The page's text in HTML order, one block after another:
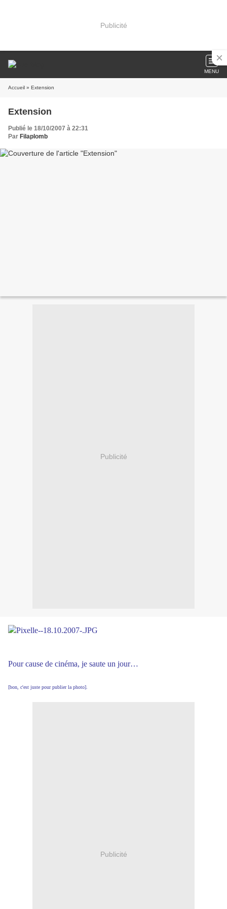
Publicité
MENU
Accueil » Extension
Extension
Publié le 18/10/2007 à 22:31
Par Filaplomb
Publicité
Pour cause de cinéma, je saute un jour…
[bon, c'est juste pour publier la photo].
Publicité